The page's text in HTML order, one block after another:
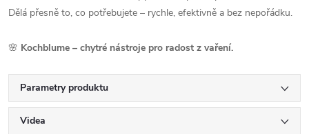
Dělá přesně to, co potřebujete – rychle, efektivně a bez nepořádku.
🌸 Kochblume – chytré nástroje pro radost z vaření.
Parametry produktu
Videa